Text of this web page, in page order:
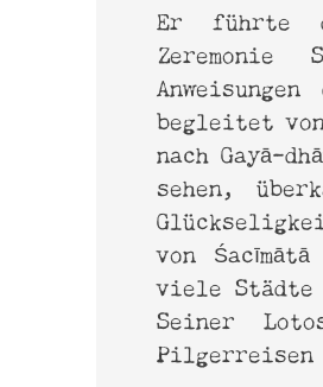
Er führte
begleitet
nach Gayā-
sehen,
von
viele Städte
Seiner
Pilgerreisen